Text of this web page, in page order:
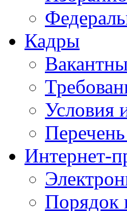
Кадры
Условия
Интернет-
Порядок